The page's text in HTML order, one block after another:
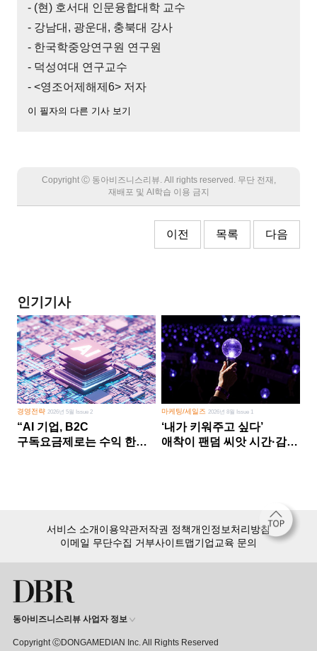
- (현) 호서대 인문융합대학 교수
- 강남대, 광운대, 충북대 강사
- 한국학중앙연구원 연구원
- 덕성여대 연구교수
- <영조어제해제6> 저자
이 필자의 다른 기사 보기
Copyright Ⓒ 동아비즈니스리뷰. All rights reserved. 무단 전재,
재배포 및 AI학습 이용 금지
이전 목록 다음
인기기사
경영전략 2026년 5월 Issue 2
“AI 기업, B2C
구독요금제로는 수익 한계
마케팅/세일즈 2026년 8월 Issue 1
‘내가 키워주고 싶다’
애착이 팬덤 씨앗 시간·감정
서비스 소개이용약관저작권 정책개인정보처리방침
이메일 무단수집 거부사이트맵기업교육 문의
동아비즈니스리뷰 사업자 정보
Copyright ⒸDONGAMEDIAN Inc. All Rights Reserved